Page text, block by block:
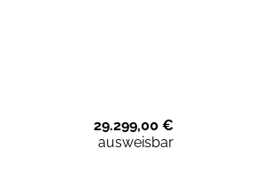
29.299,00 €
ausweisbar